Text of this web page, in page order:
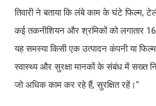
तिवारी ने बताया कि लंबे काम के घंटे फिल्म,
कई तकनीशियन और श्रमिकों को लगातार
यह समस्या किसी एक उत्पादन कंपनी या
स्वास्थ्य और सुरक्षा मानकों के संबंध में सख्त
जो अधिक काम कर रहे हैं, सुरक्षित रहें।"